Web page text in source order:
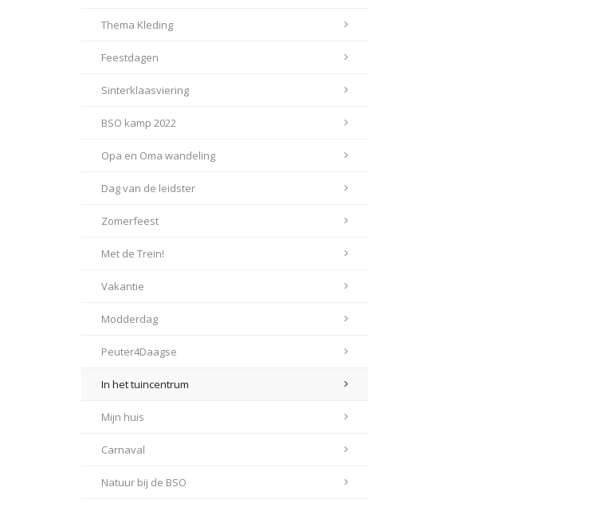
Thema Kleding
Feestdagen
Sinterklaasviering
BSO kamp 2022
Opa en Oma wandeling
Dag van de leidster
Zomerfeest
Met de Trein!
Vakantie
Modderdag
Peuter4Daagse
In het tuincentrum
Mijn huis
Carnaval
Natuur bij de BSO